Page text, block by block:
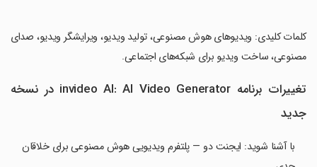
‏کلمات کلیدی: ویدیوهای هوش مصنوعی، تولید ویدیو، ویرایشگر ویدیو، صدای
مصنوعی، ساخت ویدیو برای شبکه‌های اجتماعی.
تغییرات برنامه invideo AI: AI Video Generator در نسخه
جدید
با آشنا شوید: ایجنت دو — پلتفرم ویدیویی هوش مصنوعی برای خلاقان